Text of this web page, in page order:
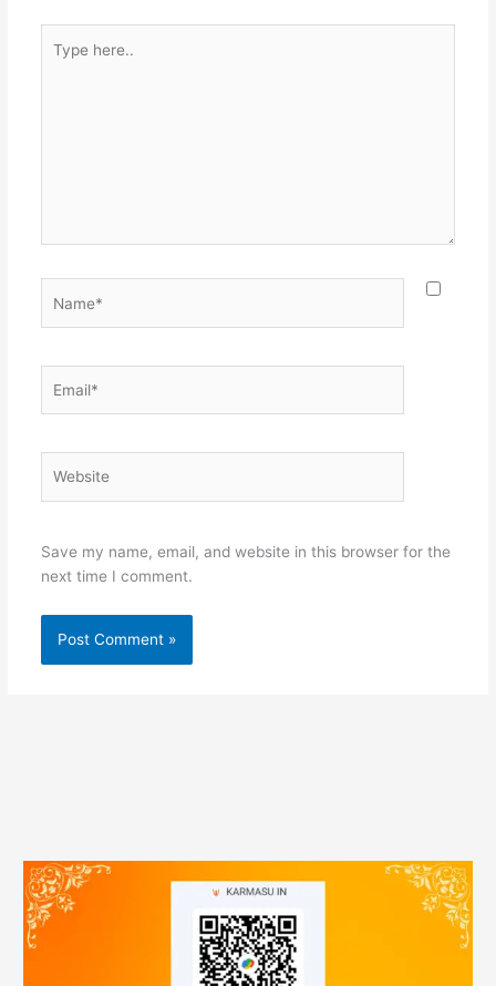
here..
Save my name, email, and website in this browser for the
next time I comment.